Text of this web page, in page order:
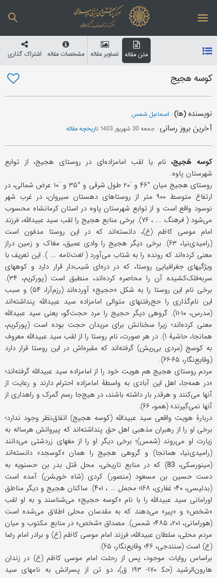
متن مقاله تصاویر مقاله مشخصات مقاله اشتراک گذاری
کوسه هجیج
نویسنده (ها): اسماعیل شمس
آخرین بروز رسانی: جمعه 30 شهریور 1403 تاریخچه مقاله
کوسه هَجیج، نام یا لقب امامزاده‌ای در روستای هجیج، از توابع
شهرستان پاوه.
روستای هجیج میان °۴۶ و ´۲۰ طول شرقی و °۳۵ و ´۱۰ عرض شمالی، در
ارتفاع متوسط ۹۰۰ متر از روستاهای دهستان سیروان، در غرب شهر
نوسود واقع است و از توابع شهرستان پاوه در استان کرمانشاه محسوب
می‌شود (فرهنگ
... ، ۷۶). برخی منابع هجیج را لقب سید عبیدالله، فرزند
امام موسى کاظم (ع)، دانسته‌اند که در این روستا مدفون است
(رامیدی‌نیا، ۶۳). برخی دیگر هجیج را وادی عمیق، مغاک و زمین دراز
معنی کرده‌اند که رونده را به شتاب می‌آورد (لغت‌نامه ... ). این تعریف با
ویژگیهای جغرافیایی روستا، که در دره‌ای شیب‌دار قرار دارد و کوههای
سربه‌فلک‌کشیده آن را محاصره کرده‌اند، منطبق است (پورکریم، ۳۴).
برخی نام این روستا را به شکل «حجیج» آورده‌اند (رزم‌آرا، ۵۴) و سبب
این نام‌گذاری را حج‌رفتنهای متوالی امامزاده سید عبیدالله پنداشته‌اند
(مدرس، ۱۰-۱۱). گروهی دیگر حجیج را مرد حجت‌گو، یعنی سید عبیدالله
معنی کرده‌اند؛ زیرا سخنانش برای مریدان حجت بوده است (پورکریم،
همانجا، حاشیۀ ۱). در هر صورت، نام روستا را از لقب سید عبیدالله معروف
به کوسج (مردی بی‌ریش) گرفته‌اند که مقبره‌اش در این روستا قرار دارد
(وقایع‌نگار، ۶۵-۶۶).
مردم روستای هجیج هم هویت خود را از امامزاده سید عبیدالله گرفته‌اند؛
«در همه‌جا، اهل این آبادی به واسطۀ امامزاده احترام دارند و رعایت از
آنها می‌کنند و هرقدر بار داشته باشند، در هیج‌جا رسم گمرک و راهداری از
آنها نمی‌گیرند» (همو، ۶۶).
دربارۀ هویت واقعی سید عبیدالله (کوسه هجیج) اتفاق‌نظر وجود ندارد؛
برخی او را از رهبران مذهبی اهل حق پنداشته‌اند که پیروانش هرساله به
زیارت او می‌روند (شمس)؛ برخی دیگر او را از مغهای زردشتی می‌دانند
(رامیدی‌نیا، همانجا) و گروهی هجیج را همان «کوسجد» دانسته‌اند
(مینورسکی،83) که در منابع تاریخی، محل قتل بدر بن حسنویه به
دست حسین بن مسعود (منصور) کردی (شاه خویشن) آمده است
(بدلیسی، ۴۰؛ غفاری، ۱۶۸؛
مجمل
... ، ۴۰۱). ساکنان هجیج و دیگر مناطق
اورامانی سید عبیدالله را با نام «کوسه حجیج» می‌شناسند و به او لقب
«شخص» و «پیر» می‌دهند که به مقدسان محلی اطلاق می‌شده است
(هورامانی، ۲۰۱، ۴۸۵؛ شمس). مصداق «شخص» در منابع مکتوب و میان
مردم محلی، سلطان عبیدالله، فرزند امام موسى کاظم (ع) و برادر امام رضا
(ع) است (سنندجی، ۴۶؛ وقایع‌نگار، ۶۵).
براساس روایات موجود، پس از رحلت امام موسى کاظم (ع) در زندان
هارون‌الرشید (حک‍ ۱۷۰- ۱۹۳ ق)، دو تن از پسرانش به نامهای سید